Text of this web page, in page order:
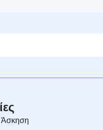
Άσκηση